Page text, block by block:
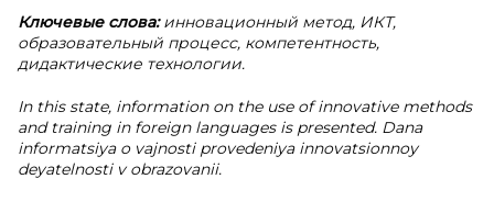
Ключевые слова:инновационный метод, ИКТ,
образовательный процесс, компетентность,
дидактические технологии.
In this state, information on the use of innovative methods
and training in foreign languages is presented. Dana
informatsiya o vajnosti provedeniya innovatsionnoy
deyatelnosti v obrazovanii.